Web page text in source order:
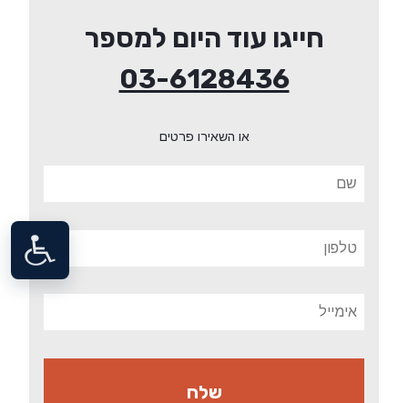
חייגו עוד היום למספר
03-6128436
או השאירו פרטים